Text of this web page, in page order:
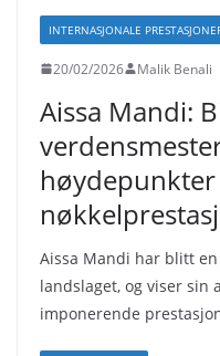
INTERNASJONALE
20/02/2026 Malik Benali
Aissa Mandi:
Aissa Mandi har blitt
landslaget, og viser sin
imponerende